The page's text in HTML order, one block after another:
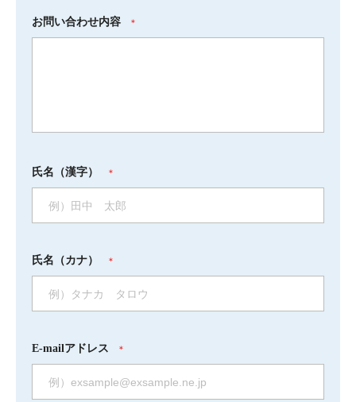
お問い合わせ内容 ＊
氏名（漢字） ＊
氏名（カナ） ＊
E-mailアドレス ＊